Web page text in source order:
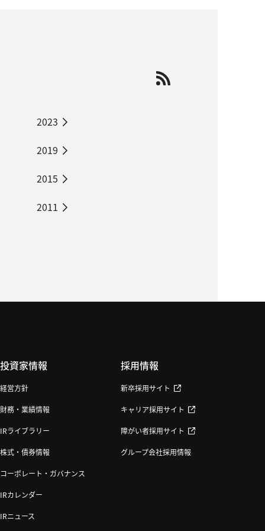
2023
2019
2015
2011
投資家情報
経営方針
財務・業績情報
IRライブラリー
株式・債券情報
コーポレート・ガバナンス
IRカレンダー
IRニュース
採用情報
新卒採用サイト
キャリア採用サイト
障がい者採用サイト
グループ会社採用情報